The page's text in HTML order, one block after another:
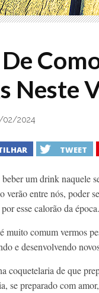
Neste
02/2024
TWEET
um drink naquele
verão entre nós, poder
esse calorão da época.
muito comum vermos
e desenvolvendo
coquetelaria de que
se preparado com